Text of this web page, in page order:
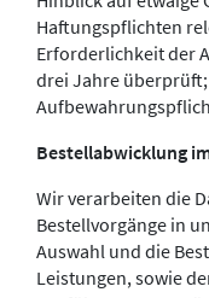
Haftungspflichten
Erforderlichkeit der
drei Jahre
Bestellabwicklung
Wir verarbeiten die
Bestellvorgänge in
Auswahl und die
Leistungen, sowie